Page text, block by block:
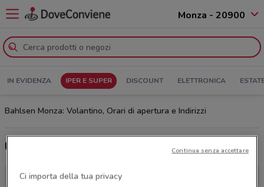
Monza - 20900
IN EVIDENZA IPER E SUPER DISCOUNT ELETTRONICA
Bahlsen Monza: Volantino, Orari di apertura e Indirizzi
Ultime offerte del volantino Bahlsen
Ci importa della tua privacy
Continua senza accettare